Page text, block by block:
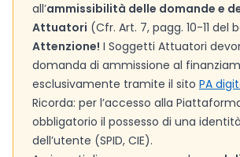
all’ammissibilità delle domande e
Attuatori (Cfr. Art. 7, pagg. 10-11 del
Attenzione! I Soggetti Attuatori
domanda di ammissione al
esclusivamente tramite il sito PA
Ricorda: per l’accesso alla
obbligatorio il possesso di una
dell’utente (SPID, CIE).